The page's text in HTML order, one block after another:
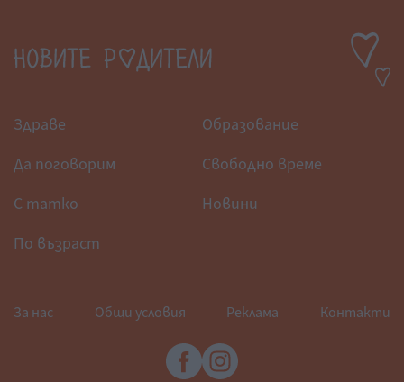
Здраве
Образование
Да поговорим
Свободно време
С татко
Новини
По възраст
За нас Общи условия Реклама Контакти